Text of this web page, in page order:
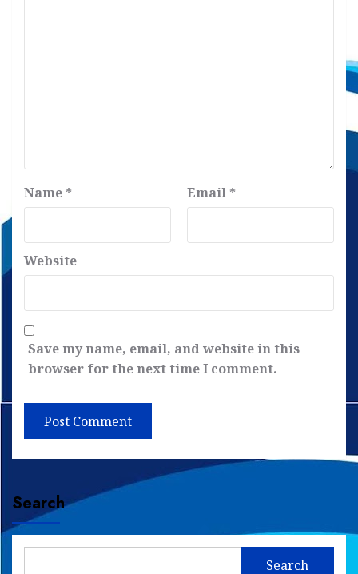
Name * Email *
Website
Save my name, email, and website in this
browser for the next time I comment.
Search
Search